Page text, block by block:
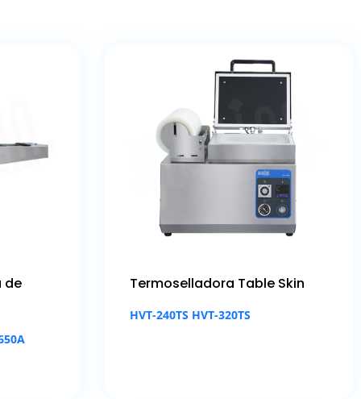
de
Termoselladora Table Skin
HVT-240TS HVT-320TS